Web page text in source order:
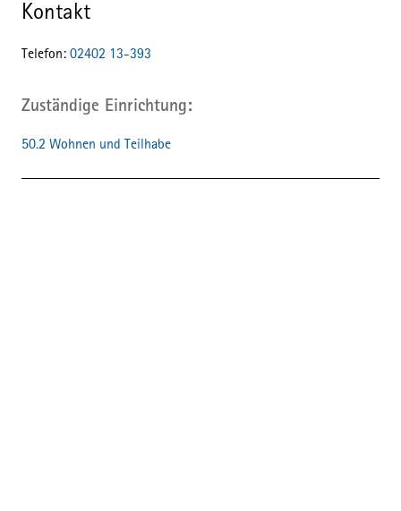
Kontakt
Telefon: 02402 13-393
Zuständige Einrichtung
50.2 Wohnen und Teilhabe